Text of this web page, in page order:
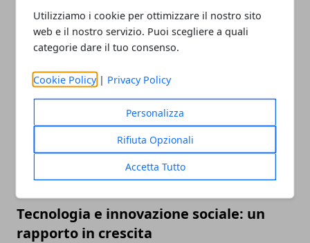
Utilizziamo i cookie per ottimizzare il nostro sito
web e il nostro servizio. Puoi scegliere a quali
categorie dare il tuo consenso.
Cookie Policy | Privacy Policy
Personalizza
Rifiuta Opzionali
Accetta Tutto
Tecnologia e innovazione sociale: un
rapporto in crescita